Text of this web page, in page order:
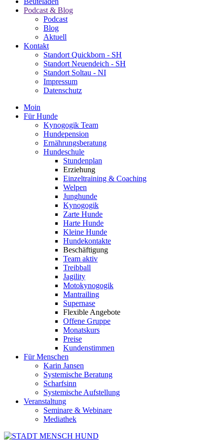
Podcast & Blog
Podcast
Blog
Aktuell
Kontakt
Standort Quickborn - SH
Standort Neuendeich - SH
Standort Soltau - NI
Impressum
Datenschutz
Moin
Für Hunde
Kynogogik Team
Hundepension
Ernährungsberatung
Hundeschule
Stundenplan
Erziehung
Einzeltraining & Coaching
Welpen
Junghunde
Kynogogik
Zarte Hunde
Harte Hunde
Kleine Hunde
Hundekontakte
Beschäftigung
Team aktiv
Treibball
Jagility
Motokynogogik
Mantrailing
Supernase
Flexible Angebote
Offene Gruppe
Monatskurs
Preise
Kundenstimmen
Für Menschen
Karin Jansen
Systemische Beratung
Scharfsinn
Systemische Aufstellung
Veranstaltung
Seminare & Webinare
Mediathek